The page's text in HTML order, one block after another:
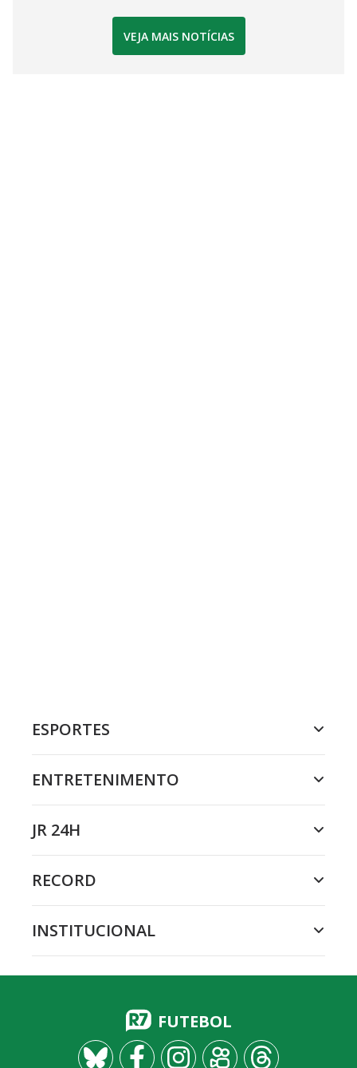
VEJA MAIS NOTÍCIAS
ESPORTES
ENTRETENIMENTO
JR 24H
RECORD
INSTITUCIONAL
FUTEBOL